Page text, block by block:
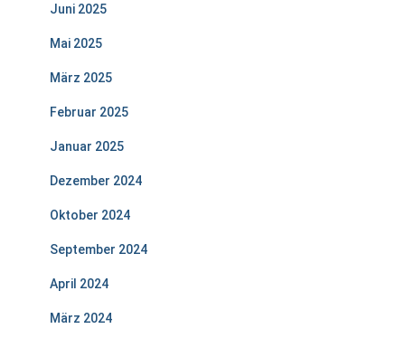
Juni 2025
Mai 2025
März 2025
Februar 2025
Januar 2025
Dezember 2024
Oktober 2024
September 2024
April 2024
März 2024